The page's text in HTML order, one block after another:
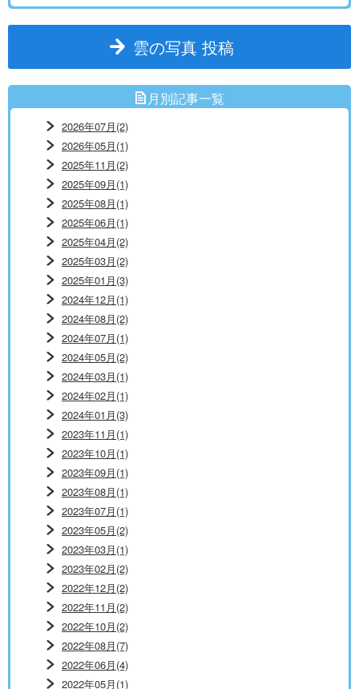
雲の写真 投稿
月別記事一覧
2026年07月(2)
2026年05月(1)
2025年11月(2)
2025年09月(1)
2025年08月(1)
2025年06月(1)
2025年04月(2)
2025年03月(2)
2025年01月(3)
2024年12月(1)
2024年08月(2)
2024年07月(1)
2024年05月(2)
2024年03月(1)
2024年02月(1)
2024年01月(3)
2023年11月(1)
2023年10月(1)
2023年09月(1)
2023年08月(1)
2023年07月(1)
2023年05月(2)
2023年03月(1)
2023年02月(2)
2022年12月(2)
2022年11月(2)
2022年10月(2)
2022年08月(7)
2022年06月(4)
2022年05月(1)